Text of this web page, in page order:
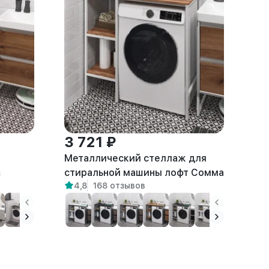
3 721 ₽
Металлический стеллаж для
стиральной машины лофт Сомма
белый/амаретто
4,8 168 отзывов